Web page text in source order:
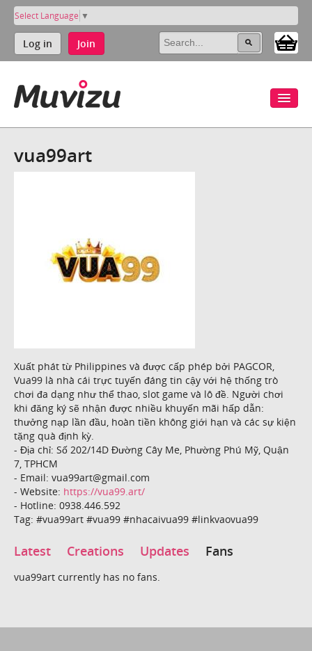
Select Language ▼
Log in Join
vua99art
Xuất phát từ Philippines và được cấp phép bởi PAGCOR,
Vua99 là nhà cái trực tuyến đáng tin cậy với hệ thống trò
chơi đa dạng như thể thao, slot game và lô đề. Người chơi
khi đăng ký sẽ nhận được nhiều khuyến mãi hấp dẫn:
thưởng nạp lần đầu, hoàn tiền không giới hạn và các sự kiện
tặng quà định kỳ.
- Địa chỉ: Số 202/14D Đường Cây Me, Phường Phú Mỹ, Quận
7, TPHCM
- Email: vua99art@gmail.com
- Website: https://vua99.art/
- Hotline: 0938.446.592
Tag: #vua99art #vua99 #nhacaivua99 #linkvaovua99
Latest Creations Updates Fans
vua99art currently has no fans.